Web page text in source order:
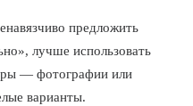
предложить
лучше использовать
— фотографии или
варианты.